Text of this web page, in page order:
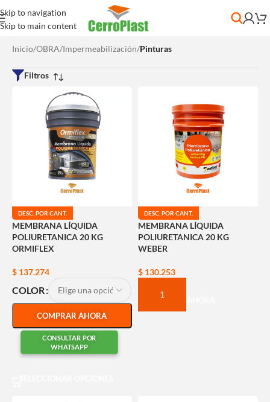
Skip to navigation
Skip to main content
Inicio/OBRA/Impermeabilización/Pinturas
Filtros
DESC. POR CANT.
MEMBRANA LÍQUIDA
POLIURETANICA 20 KG
ORMIFLEX
$ 137.274
COLOR
COMPRAR AHORA
CONSULTAR POR
WHATSAPP
DESC. POR CANT.
MEMBRANA LÍQUIDA
POLIURETANICA 20 KG
WEBER
$130.253
COMPRAR AHORA